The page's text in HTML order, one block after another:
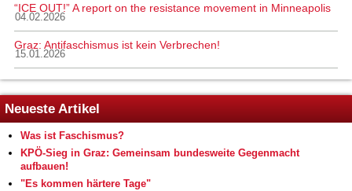
“ICE OUT!” A report on the resistance movement in Minneapolis
04.02.2026
Graz: Antifaschismus ist kein Verbrechen!
15.01.2026
Neueste Artikel
Was ist Faschismus?
KPÖ-Sieg in Graz: Gemeinsam bundesweite Gegenmacht
aufbauen!
"Es kommen härtere Tage"